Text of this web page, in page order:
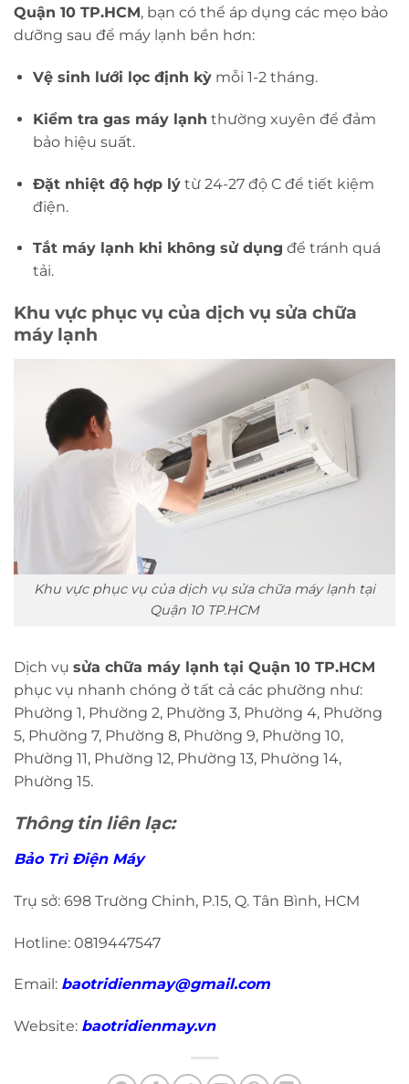
Quận 10 TP.HCM, bạn có thể áp dụng các mẹo bảo
dưỡng sau để máy lạnh bền hơn:
Vệ sinh lưới lọc định kỳmỗi 1-2 tháng.
Kiểm tra gas máy lạnh thường xuyên để đảm
bảo hiệu suất.
Đặt nhiệt độ hợp lýtừ 24-27 độ C để tiết kiệm
điện.
Tắt máy lạnh khi không sử dụng để tránh quá
tải.
Khu vực phục vụ của dịch vụ sửa chữa
máy lạnh
Khu vực phục vụ của dịch vụ sửa chữa máy lạnh tại
Quận 10 TP.HCM
Dịch vụ sửa chữa máy lạnh tại Quận 10 TP.HCM
phục vụ nhanh chóng ở tất cả các phường như:
Phường 1, Phường 2, Phường 3, Phường 4, Phường
5, Phường 7, Phường 8, Phường 9, Phường 10,
Phường 11, Phường 12, Phường 13, Phường 14,
Phường 15.
Thông tin liên lạc:
Bảo Trì Điện Máy
Trụ sở: 698 Trường Chinh, P.15, Q. Tân Bình, HCM
Hotline: 0819447547
Email: baotridienmay@gmail.com
Website: baotridienmay.vn